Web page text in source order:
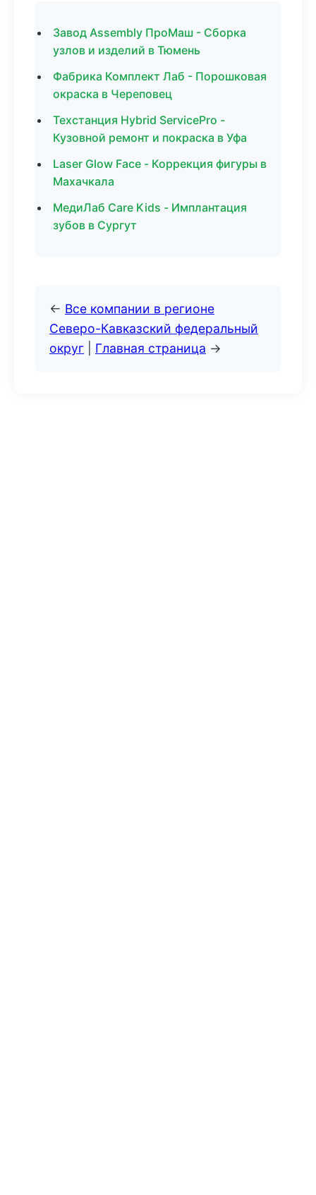
Завод Assembly ПроМаш - Сборка
узлов и изделий в Тюмень
Фабрика Комплект Лаб - Порошковая
окраска в Череповец
Техстанция Hybrid ServicePro -
Кузовной ремонт и покраска в Уфа
Laser Glow Face - Коррекция фигуры в
Махачкала
МедиЛаб Care Kids - Имплантация
зубов в Сургут
← Все компании в регионе
Северо-Кавказский федеральный
округ
Главная страница →